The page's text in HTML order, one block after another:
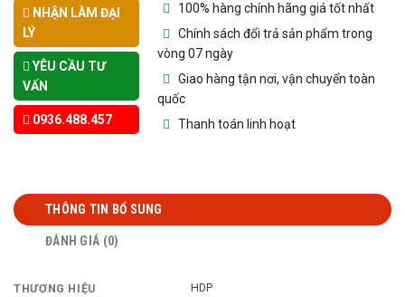
NHẬN LÀM ĐẠI
LÝ
YÊU CẦU TƯ
VẤN
0936.488.457
100% hàng chính hãng giá tốt nhất
Chính sách đổi trả sản phẩm trong
vòng 07 ngày
Giao hàng tận nơi, vận chuyển toàn
quốc
Thanh toán linh hoạt
THÔNG TIN BỔ SUNG
ĐÁNH GIÁ (0)
THƯƠNG HIỆU HDP